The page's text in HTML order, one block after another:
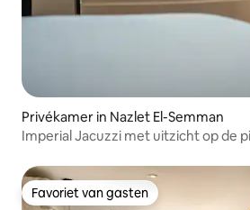
Privékamer in Nazlet El-Semman
Imperial Jacuzzi met uitzicht op de
Favoriet van gasten
Favoriet van gasten